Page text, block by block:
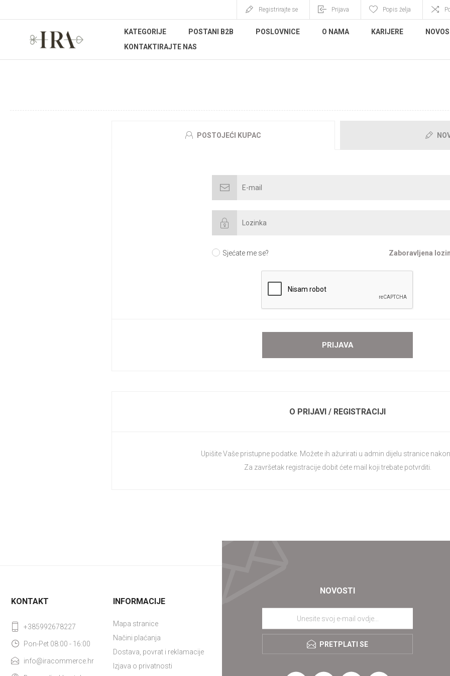
Registrirajte se Prijava Popis želja
KATEGORIJE POSTANI B2B POSLOVNICE O NAMA KARIJERE
KONTAKTIRAJTE NAS
POSTOJEĆI KUPAC
Sjećate me se? Zaboravljena
O PRIJAVI / REGISTRACIJI
Upišite Vaše pristupne podatke. Možete ih ažurirati u admin dijelu stranice
Za završetak registracije dobit ćete mail koji trebate potvrditi.
NOVOSTI
PRETPLATI SE
KONTAKT
+385992678227
Pon-Pet 08:00 - 16:00
info@iracommerce.hr
INFORMACIJE
Mapa stranice
Načini plaćanja
Dostava, povrat i reklamacije
Izjava o privatnosti